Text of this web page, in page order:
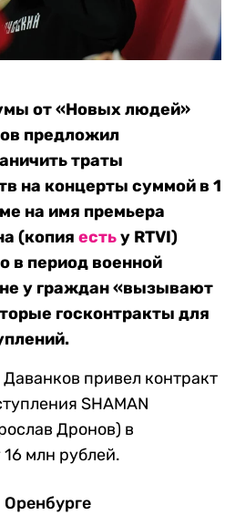
от «Новых людей»
предложил
траты
на концерты суммой в 1
на имя премьера
(копия естьу RTVI)
в период военной
у граждан «вызывают
госконтракты для
привел контракт
SHAMAN
Дронов) в
млн рублей.
Оренбурге